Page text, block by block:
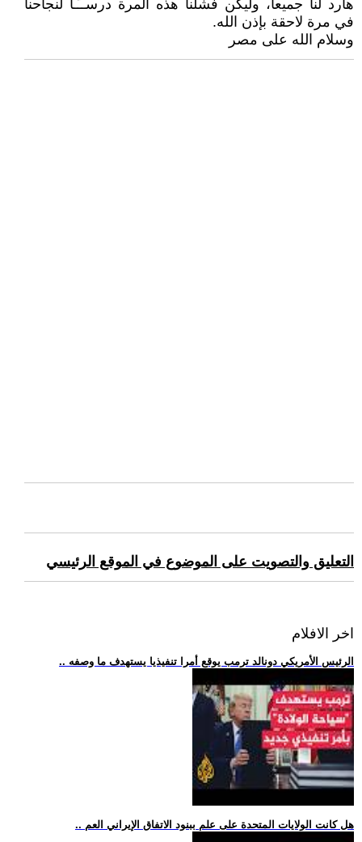
هارد لنا جميعا، وليكن فشلنا هذه المرة درســًـا لنجاحنا
في مرة لاحقة بإذن الله.
وسلام الله على مصر
التعليق والتصويت على الموضوع في الموقع الرئيسي
اخر الافلام
.. الرئيس الأمريكي دونالد ترمب يوقع أمرا تنفيذيا يستهدف ما وصفه
.. هل كانت الولايات المتحدة على علم ببنود الاتفاق الإيراني العم